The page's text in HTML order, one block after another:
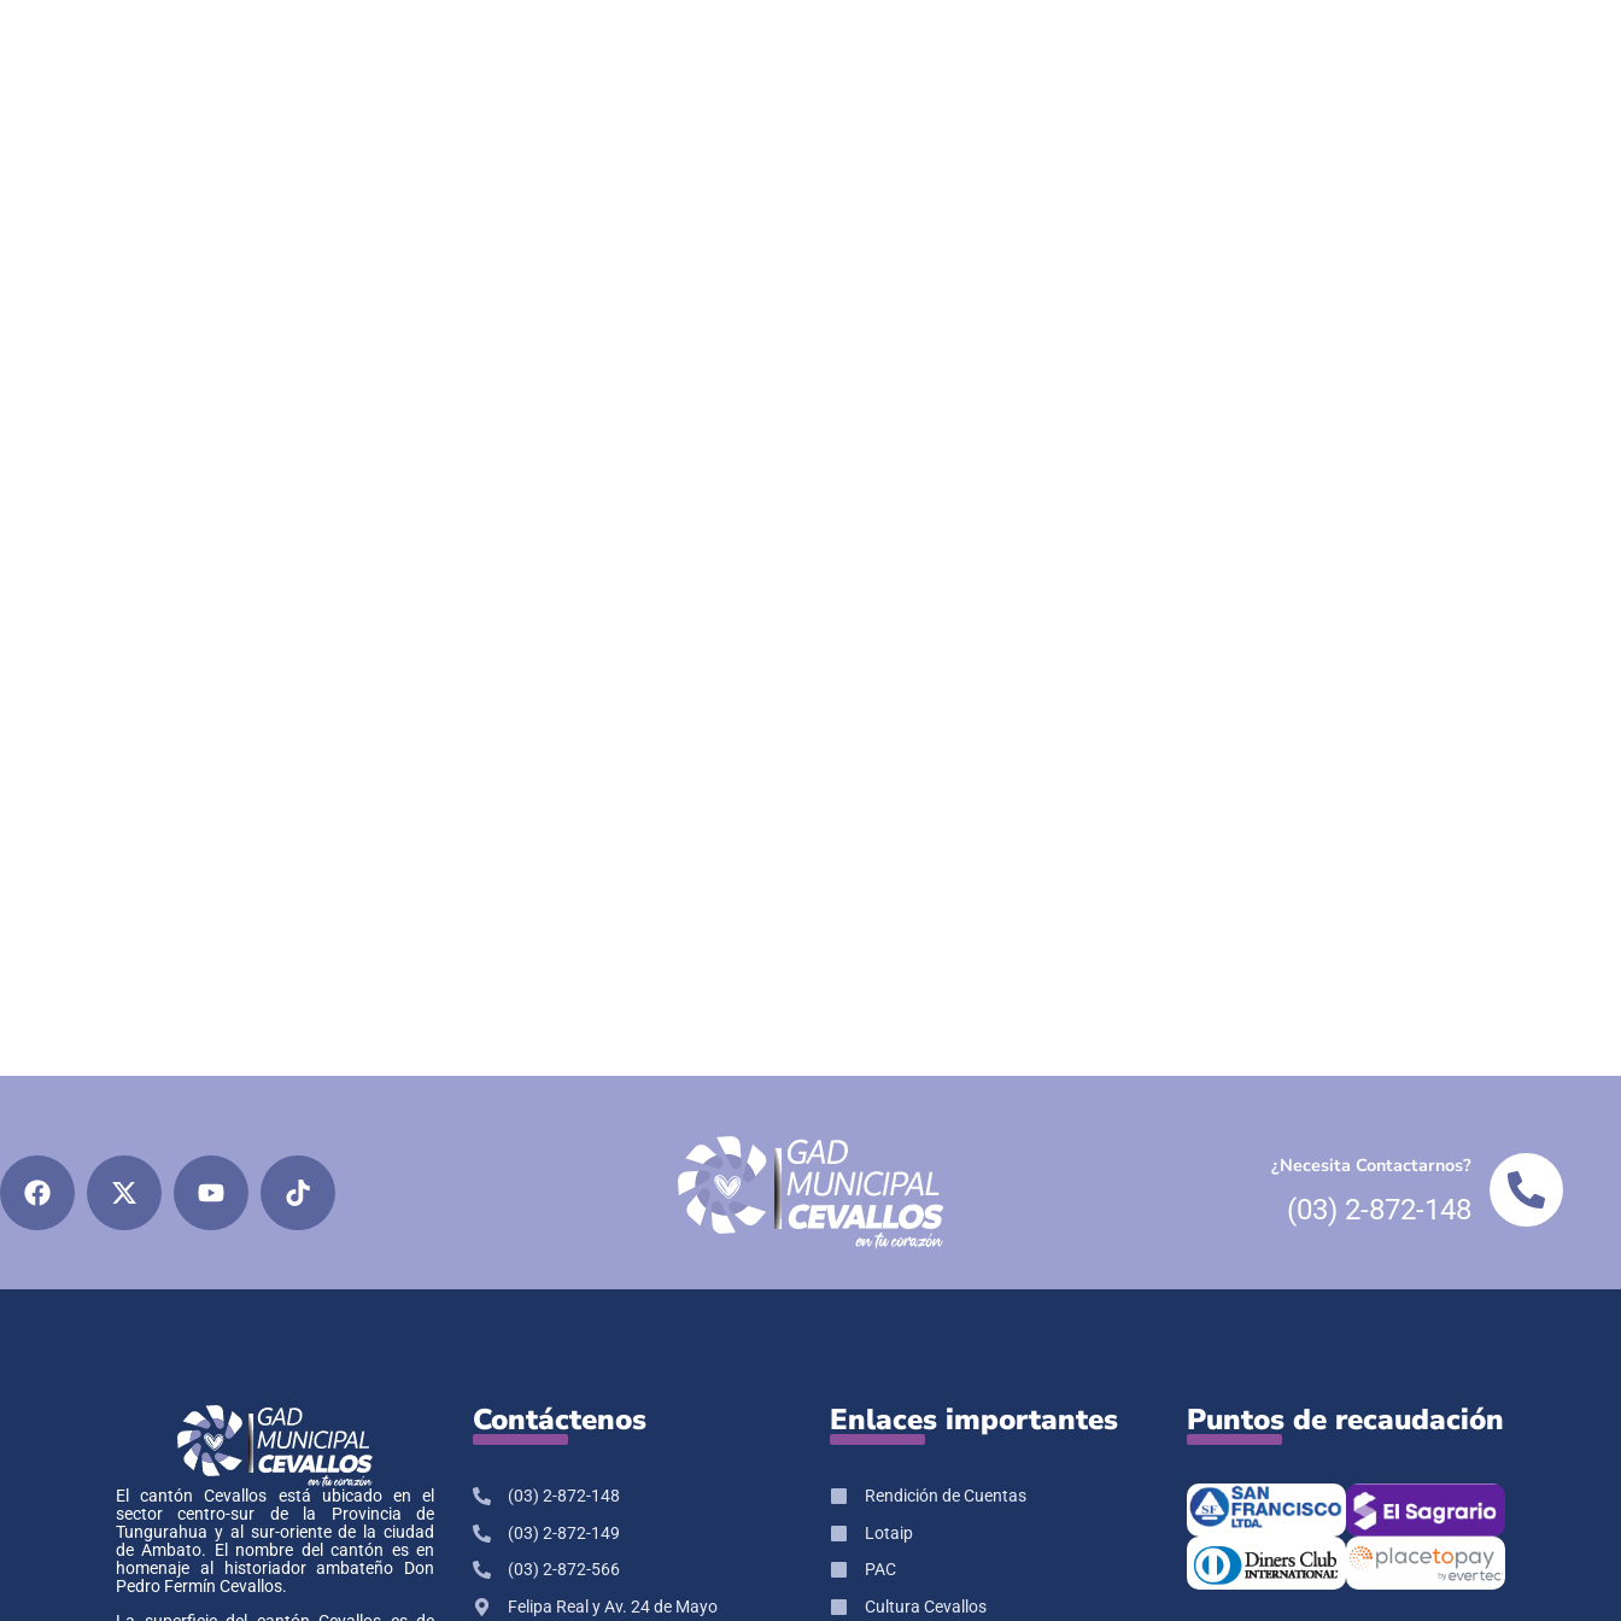
¿Necesita Contactarnos?
(03) 2-872-148
El cantón Cevallos está ubicado en el
sector centro-sur de la Provincia de
Tungurahua y al sur-oriente de la ciudad
de Ambato. El nombre del cantón es en
homenaje al historiador ambateño Don
Pedro Fermín Cevallos.
Contáctenos
(03) 2-872-148
(03) 2-872-149
(03) 2-872-566
Felipa Real y Av. 24 de Mayo
Enlaces importantes
Rendición de Cuentas
Lotaip
PAC
Cultura Cevallos
Puntos de recaudación